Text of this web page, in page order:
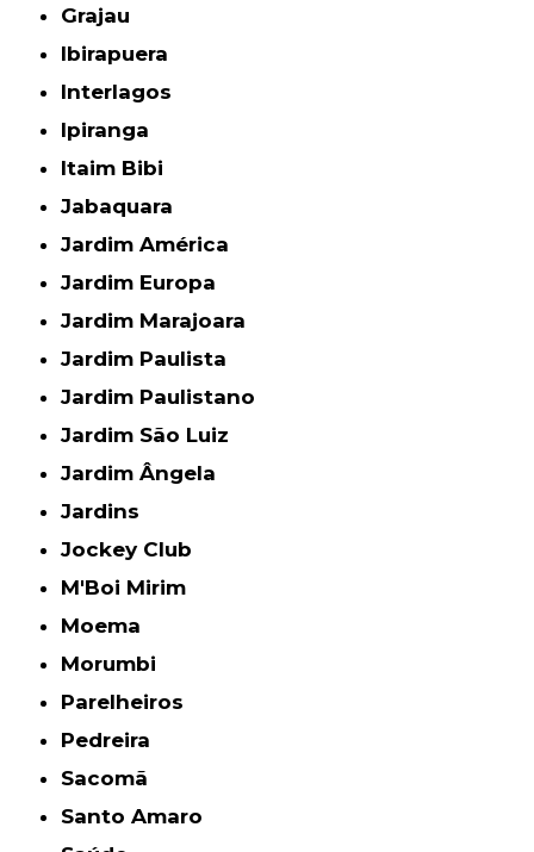
Grajau
Ibirapuera
Interlagos
Ipiranga
Itaim Bibi
Jabaquara
Jardim América
Jardim Europa
Jardim Marajoara
Jardim Paulista
Jardim Paulistano
Jardim São Luiz
Jardim Ângela
Jardins
Jockey Club
M'Boi Mirim
Moema
Morumbi
Parelheiros
Pedreira
Sacomã
Santo Amaro